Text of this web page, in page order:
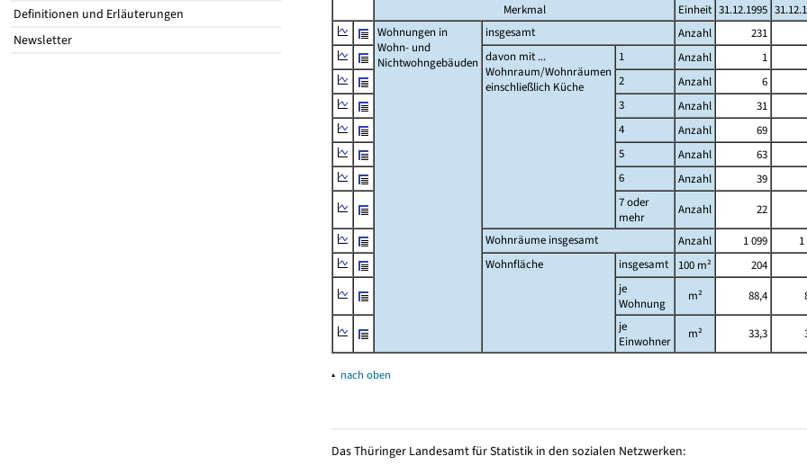
Definitionen und Erläuterungen
Newsletter
Merkmal Einheit 31.12.1995
Wohnungen in
Wohn- und
Nichtwohngebäuden
insgesamt Anzahl 231
davon mit ...
Wohnraum/Wohnräumen
einschließlich Küche
1 Anzahl 1
2
Anzahl 6
3
Anzahl 31
4
Anzahl 69
5
Anzahl 63
6
Anzahl 39
7 oder
mehr
Anzahl 22
Wohnräume insgesamt
Anzahl 1 099
Wohnfläche
insgesamt 100 m² 204
je
Wohnung
m² 88,4
je
Einwohner
m² 33,3
▴ nach oben
Das Thüringer Landesamt für Statistik in den sozialen Netzwerken: